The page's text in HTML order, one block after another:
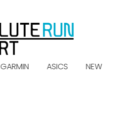
ASICS NEW